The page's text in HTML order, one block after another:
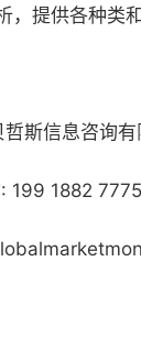
，提供各种类
斯信息咨询有
199 1882 7775